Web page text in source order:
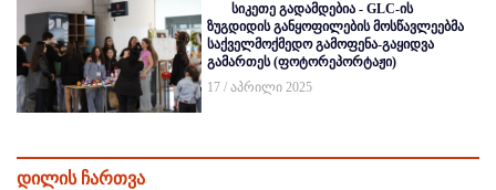
სიკეთე გადამდებია - GLC-ის
ზუგდიდის განყოფილების მოსწავლეებმა
საქველმოქმედო გამოფენა-გაყიდვა
გამართეს (ფოტორეპორტაჟი)
17 / აპრილი 2025
დილის ჩართვა